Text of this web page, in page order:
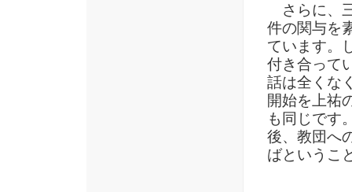
さらに、
件の関与を
ています。
付き合って
話は全くな
開始を上祐
も同じです
後、教団へ
ばというこ